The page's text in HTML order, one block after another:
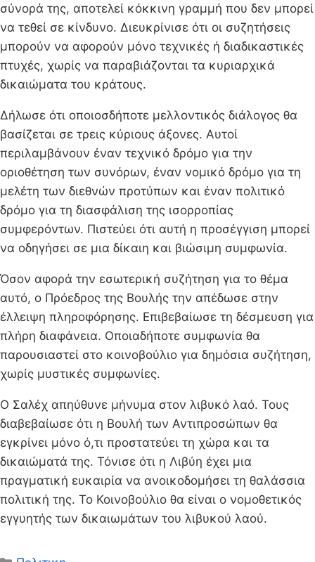
σύνορά της, αποτελεί κόκκινη γραμμή που δεν μπορεί
να τεθεί σε κίνδυνο. Διευκρίνισε ότι οι συζητήσεις
μπορούν να αφορούν μόνο τεχνικές ή διαδικαστικές
πτυχές, χωρίς να παραβιάζονται τα κυριαρχικά
δικαιώματα του κράτους.
Δήλωσε ότι οποιοσδήποτε μελλοντικός διάλογος θα
βασίζεται σε τρεις κύριους άξονες. Αυτοί
περιλαμβάνουν έναν τεχνικό δρόμο για την
οριοθέτηση των συνόρων, έναν νομικό δρόμο για τη
μελέτη των διεθνών προτύπων και έναν πολιτικό
δρόμο για τη διασφάλιση της ισορροπίας
συμφερόντων. Πιστεύει ότι αυτή η προσέγγιση μπορεί
να οδηγήσει σε μια δίκαιη και βιώσιμη συμφωνία.
Όσον αφορά την εσωτερική συζήτηση για το θέμα
αυτό, ο Πρόεδρος της Βουλής την απέδωσε στην
έλλειψη πληροφόρησης. Επιβεβαίωσε τη δέσμευση για
πλήρη διαφάνεια. Οποιαδήποτε συμφωνία θα
παρουσιαστεί στο κοινοβούλιο για δημόσια συζήτηση,
χωρίς μυστικές συμφωνίες.
Ο Σαλέχ απηύθυνε μήνυμα στον λιβυκό λαό. Τους
διαβεβαίωσε ότι η Βουλή των Αντιπροσώπων θα
εγκρίνει μόνο ό,τι προστατεύει τη χώρα και τα
δικαιώματά της. Τόνισε ότι η Λιβύη έχει μια
πραγματική ευκαιρία να ανοικοδομήσει τη θαλάσσια
πολιτική της. Το Κοινοβούλιο θα είναι ο νομοθετικός
εγγυητής των δικαιωμάτων του λιβυκού λαού.